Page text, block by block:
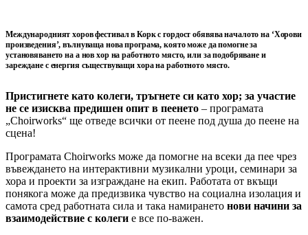
Международният хоров фестивал в Корк с гордост обявява началото на ‘Хорови
произведения’, вълнуваща нова програма, която може да помогне за
установяването на aнов хор на работното място, или за подобряване и
зареждане с енергия съществуващи хора на работното място.
Пристигнете като колеги, тръгнете си като хор; за участие
не се изисква предишен опит в пеенето – програмата
„Choirworks“ ще отведе всички от пеене под душа до пеене на
сцена!
Програмата Choirworks може да помогне на всеки да пее чрез
въвеждането на интерактивни музикални уроци, семинари за
хора и проекти за изграждане на екип. Работата от вкъщи
понякога може да предизвика чувство на социална изолация и
самота сред работната сила и така намирането нови начини за
взаимодействие с колеги е все по-важен.